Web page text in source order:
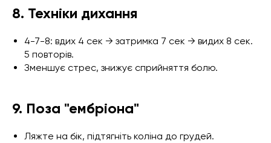
8. Техніки дихання
4-7-8: вдих 4 сек → затримка 7 сек → видих 8 сек.
5 повторів.
Зменшує стрес, знижує сприйняття болю.
9. Поза "ембріона"
Ляжте на бік, підтягніть коліна до грудей.